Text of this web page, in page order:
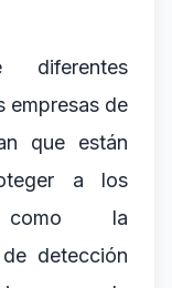
diferentes
empresas de
que están
a los
como la
detección